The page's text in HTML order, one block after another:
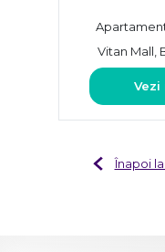
Vitan Mall,
Înapoi